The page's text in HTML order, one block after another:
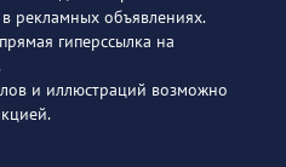
рекламных объявлениях.
гиперссылка на
и иллюстраций возможно